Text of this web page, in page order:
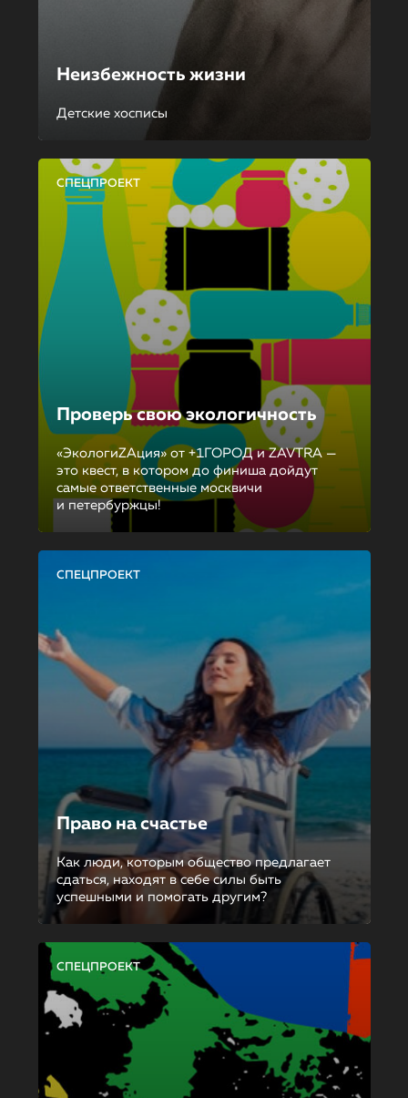
Неизбежность жизни
Детские хосписы
СПЕЦПРОЕКТ
Проверь свою экологичность
«ЭкологиZAция» от +1ГОРОД и ZAVTRA —
это квест, в котором до финиша дойдут
самые ответственные москвичи
и петербуржцы!
СПЕЦПРОЕКТ
Право на счастье
Как люди, которым общество предлагает
сдаться, находят в себе силы быть
успешными и помогать другим?
СПЕЦПРОЕКТ